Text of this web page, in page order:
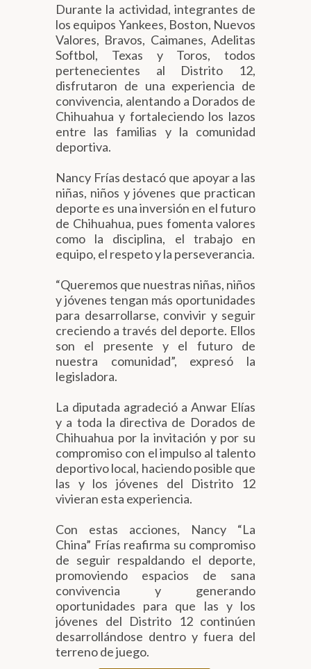
Durante la actividad, integrantes de
los equipos Yankees, Boston, Nuevos
Valores, Bravos, Caimanes, Adelitas
Softbol, Texas y Toros, todos
pertenecientes al Distrito 12,
disfrutaron de una experiencia de
convivencia, alentando a Dorados de
Chihuahua y fortaleciendo los lazos
entre las familias y la comunidad
deportiva.
Nancy Frías destacó que apoyar a las
niñas, niños y jóvenes que practican
deporte es una inversión en el futuro
de Chihuahua, pues fomenta valores
como la disciplina, el trabajo en
equipo, el respeto y la perseverancia.
“Queremos que nuestras niñas, niños
y jóvenes tengan más oportunidades
para desarrollarse, convivir y seguir
creciendo a través del deporte. Ellos
son el presente y el futuro de
nuestra comunidad”, expresó la
legisladora.
La diputada agradeció a Anwar Elías
y a toda la directiva de Dorados de
Chihuahua por la invitación y por su
compromiso con el impulso al talento
deportivo local, haciendo posible que
las y los jóvenes del Distrito 12
vivieran esta experiencia.
Con estas acciones, Nancy “La
China” Frías reafirma su compromiso
de seguir respaldando el deporte,
promoviendo espacios de sana
convivencia y generando
oportunidades para que las y los
jóvenes del Distrito 12 continúen
desarrollándose dentro y fuera del
terreno de juego.